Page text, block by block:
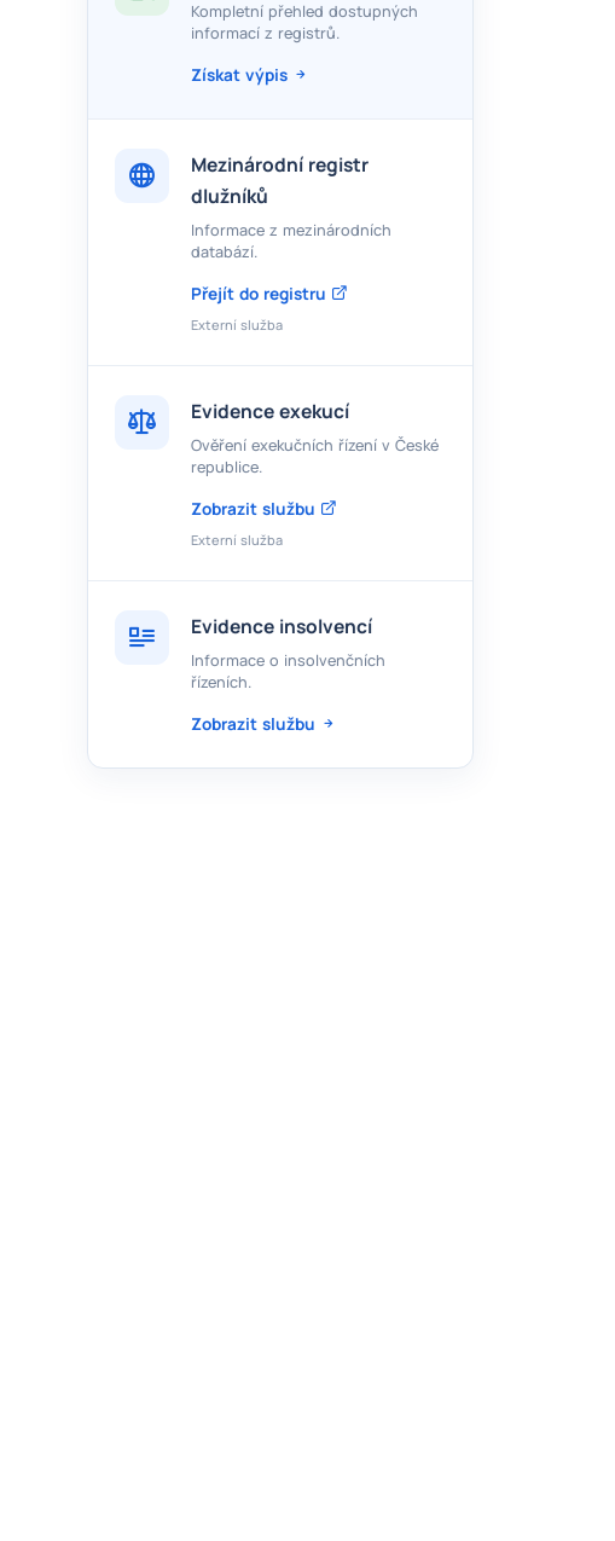
Kompletní přehled dostupných
informací z registrů.
Získat výpis
Mezinárodní registr
dlužníků
Informace z mezinárodních
databází.
Přejít do registru
Externí služba
Evidence exekucí
Ověření exekučních řízení v České
republice.
Zobrazit službu
Externí služba
Evidence insolvencí
Informace o insolvenčních
řízeních.
Zobrazit službu